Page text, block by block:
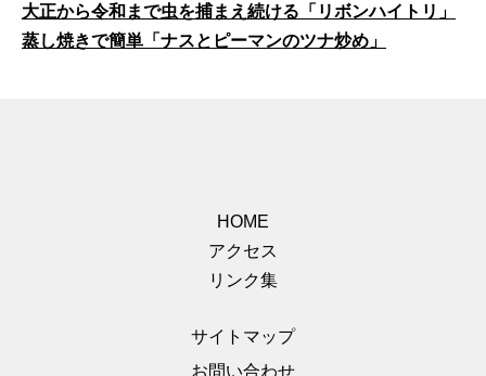
大正から令和まで虫を捕まえ続ける「リボンハイトリ」
蒸し焼きで簡単「ナスとピーマンのツナ炒め」
HOME
アクセス
リンク集
サイトマップ
お問い合わせ